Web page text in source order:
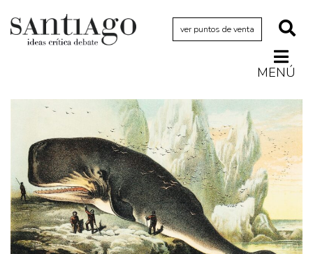
ver puntos de venta
MENÚ
Actualidad
Archivo Cenfoto-UDP
Arquetipos de situación
Artes visuales
Ciencia
Cine y televisión
Ciudad